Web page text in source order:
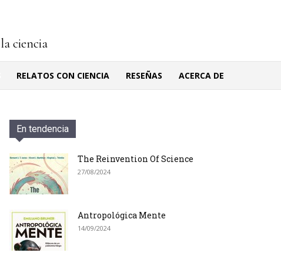
ciencia
RELATOS CON CIENCIA RESEÑAS ACERCA DE
En tendencia
The Reinvention Of Science
27/08/2024
Antropológica Mente
14/09/2024